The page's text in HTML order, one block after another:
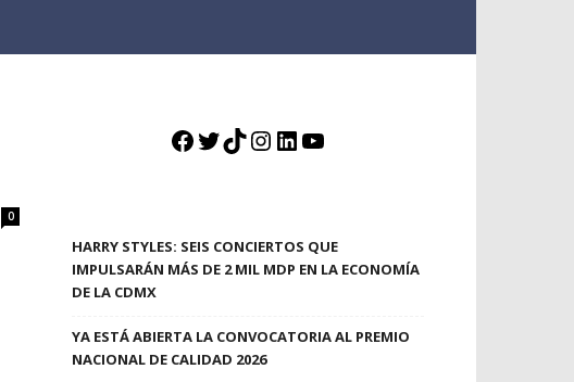
0
Facebook
Twitter
TikTok
Instagram
LinkedIn
YouTube
HARRY STYLES: SEIS CONCIERTOS QUE
IMPULSARÁN MÁS DE 2 MIL MDP EN LA ECONOMÍA
DE LA CDMX
YA ESTÁ ABIERTA LA CONVOCATORIA AL PREMIO
NACIONAL DE CALIDAD 2026